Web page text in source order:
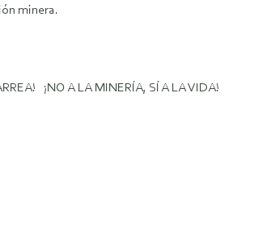
minera.
¡NO A LA MINERÍA, SÍ A LA VIDA!